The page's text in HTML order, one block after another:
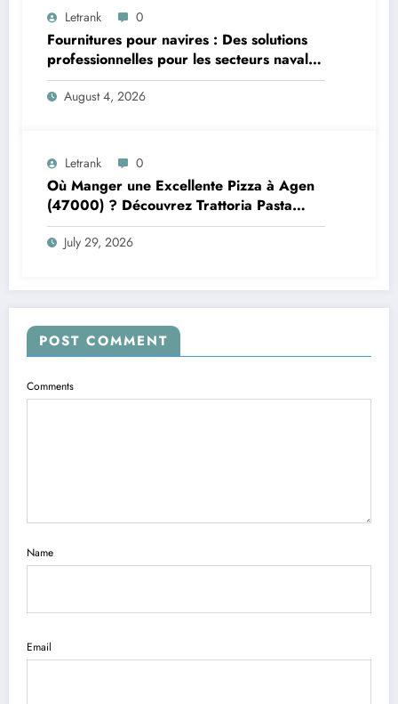
Letrank 0
Fournitures pour navires : Des solutions
professionnelles pour les secteurs naval et
offshore
August 4, 2026
Letrank 0
Où Manger une Excellente Pizza à Agen
(47000) ? Découvrez Trattoria Pasta
Pizza Brax
July 29, 2026
POST COMMENT
Comments
Name
Email